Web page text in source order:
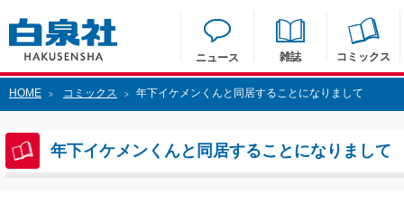
ニュース 雑誌 コミックス
HOME > コミックス > 年下イケメンくんと同居することになりまして
年下イケメンくんと同居することになりまして